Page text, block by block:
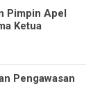
Pimpin Apel
Ketua
Pengawasan